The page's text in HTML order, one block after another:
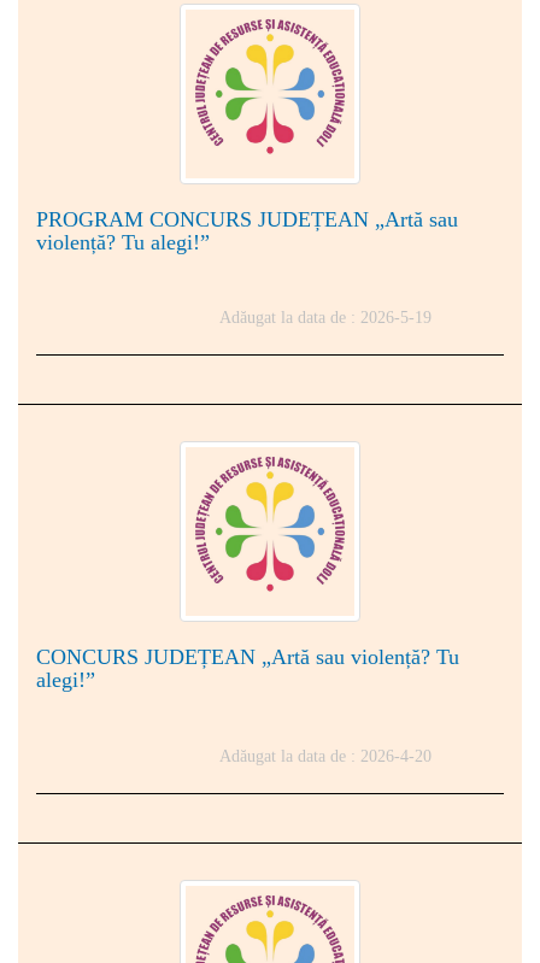
PROGRAM CONCURS JUDEȚEAN „Artă sau
violență? Tu alegi!”
Adăugat la data de : 2026-5-19
CONCURS JUDEȚEAN „Artă sau violență? Tu
alegi!”
Adăugat la data de : 2026-4-20